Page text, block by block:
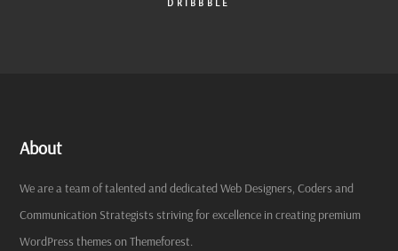
DRIBBBLE
About
We are a team of talented and dedicated Web Designers, Coders and
Communication Strategists striving for excellence in creating premium
WordPress themes on Themeforest.